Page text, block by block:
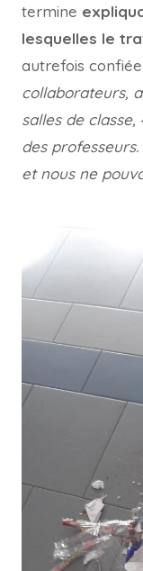
termine
lesquelles le
autrefois
collaborateurs,
salles de
des
et nous ne